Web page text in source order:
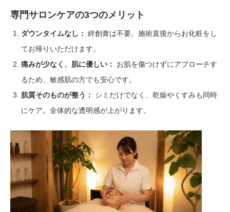
専門サロンケアの3つのメリット
ダウンタイムなし： 絆創膏は不要。施術直後からお化粧をし
てお帰りいただけます。
痛みが少なく、肌に優しい：
お肌を傷つけずにアプローチす
るため、敏感肌の方でも安心です。
肌質そのものが整う：
シミだけでなく、乾燥やくすみも同時
にケア。全体的な透明感が上がります。